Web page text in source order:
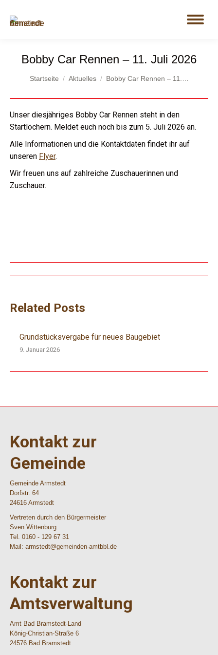
Bobby Car Rennen – 11. Juli 2026
Du bist hier:
Startseite Aktuelles Bobby Car Rennen – 11.…
Unser diesjähriges Bobby Car Rennen steht in den
Startlöchern. Meldet euch noch bis zum 5. Juli 2026 an.
Alle Informationen und die Kontaktdaten findet ihr auf
unseren Flyer.
Wir freuen uns auf zahlreiche Zuschauerinnen und
Zuschauer.
Beitragsnavigation
Related Posts
Grundstücksvergabe für neues Baugebiet
9. Januar 2026
Kontakt zur
Gemeinde
Gemeinde Armstedt
Dorfstr. 64
24616 Armstedt
Vertreten durch den Bürgermeister
Sven Wittenburg
Tel. 0160 - 129 67 31
Mail: armstedt@gemeinden-amtbbl.de
Kontakt zur
Amtsverwaltung
Amt Bad Bramstedt-Land
König-Christian-Straße 6
24576 Bad Bramstedt